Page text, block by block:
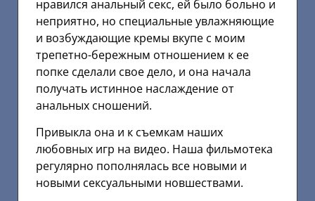
нравился анальный секс, ей было больно и
неприятно, но специальные увлажняющие
и возбуждающие кремы вкупе с моим
трепетно-бережным отношением к ее
попке сделали свое дело, и она начала
получать истинное наслаждение от
анальных сношений.
Привыкла она и к съемкам наших
любовных игр на видео. Наша фильмотека
регулярно пополнялась все новыми и
новыми сексуальными новшествами.